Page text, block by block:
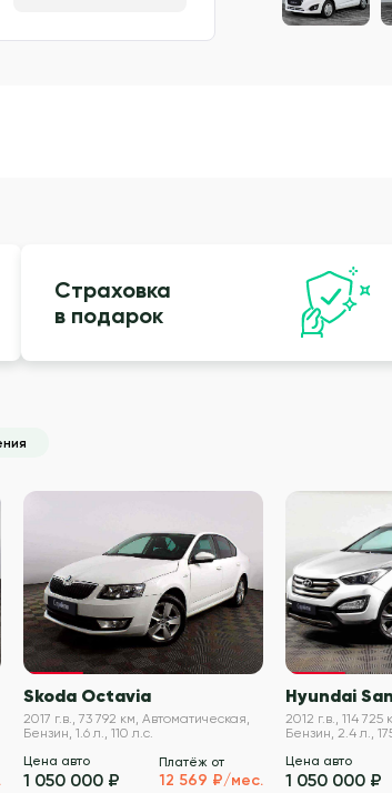
Страховка
в подарок
VIN проверен
Skoda Octavia
2017 г.в., 73 792 км, Автоматическая,
Бензин, 1.6 л., 110 л.с.
Цена авто
1 050 000 ₽
Платёж от
12 569 ₽/мес.
Hyundai
2012 г.в., 114
Бензин, 2.4 л.,
Цена авто
1 050 000 ₽